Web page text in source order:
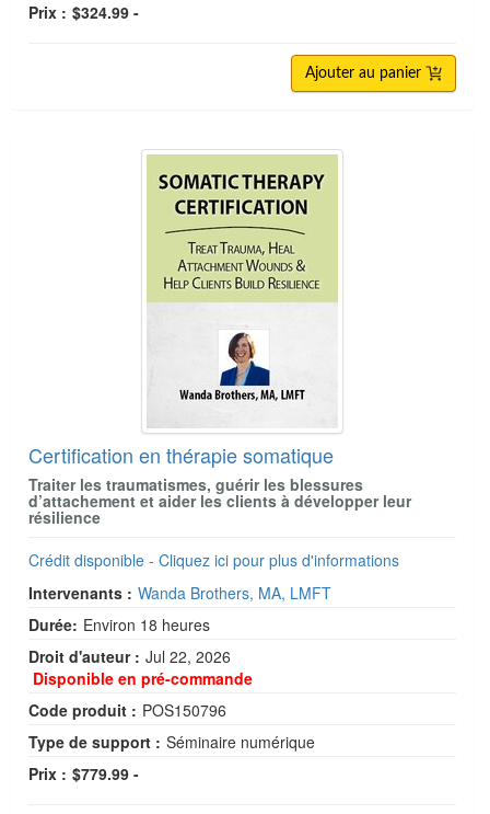
Prix : $324.99 -
Ajouter au panier
Certification en thérapie somatique
Traiter les traumatismes, guérir les blessures
d’attachement et aider les clients à développer leur
résilience
Crédit disponible - Cliquez ici pour plus d'informations
Intervenants : Wanda Brothers, MA, LMFT
Durée: Environ 18 heures
Droit d'auteur : Jul 22, 2026
Disponible en pré-commande
Code produit : POS150796
Type de support : Séminaire numérique
Prix : $779.99 -